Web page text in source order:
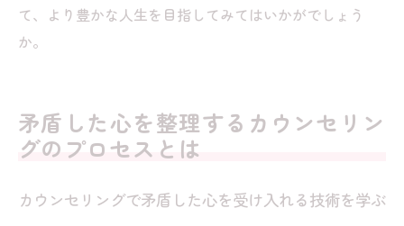
て、より豊かな人生を目指してみてはいかがでしょう
か。
矛盾した心を整理するカウンセリン
グのプロセスとは
カウンセリングで矛盾した心を受け入れる技術を学ぶ